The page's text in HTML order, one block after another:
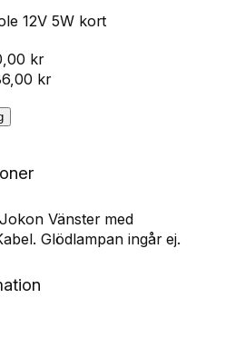
12V 5W kort
kr
kr
Vänster med
Glödlampan ingår ej.